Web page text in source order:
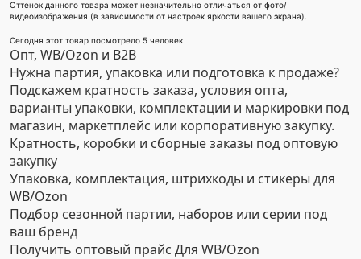
Оттенок данного товара может незначительно отличаться от фото/
видеоизображения (в зависимости от настроек яркости вашего экрана).
Сегодня этот товар посмотрело 5 человек
Опт, WB/Ozon и B2B
Нужна партия, упаковка или подготовка к продаже?
Подскажем кратность заказа, условия опта,
варианты упаковки, комплектации и маркировки под
магазин, маркетплейс или корпоративную закупку.
Кратность, коробки и сборные заказы под оптовую
закупку
Упаковка, комплектация, штрихкоды и стикеры для
WB/Ozon
Подбор сезонной партии, наборов или серии под
ваш бренд
Получить оптовый прайс Для WB/Ozon